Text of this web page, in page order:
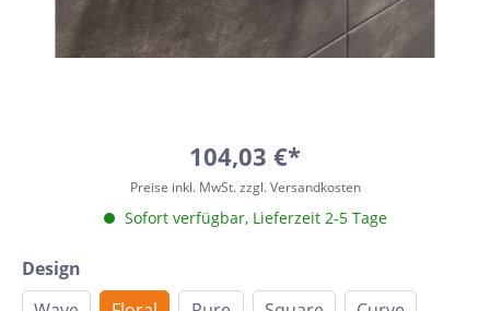
104,03 €*
Preise inkl. MwSt. zzgl. Versandkosten
Sofort verfügbar, Lieferzeit 2-5 Tage
Design